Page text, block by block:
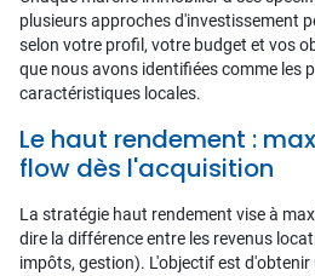
plusieurs approches d'investissement
selon votre profil, votre budget et vos
que nous avons identifiées comme les
caractéristiques locales.
Le haut rendement :
flow dès l'acquisition
La stratégie haut rendement vise à
dire la différence entre les revenus
impôts, gestion). L'objectif est d'obtenir